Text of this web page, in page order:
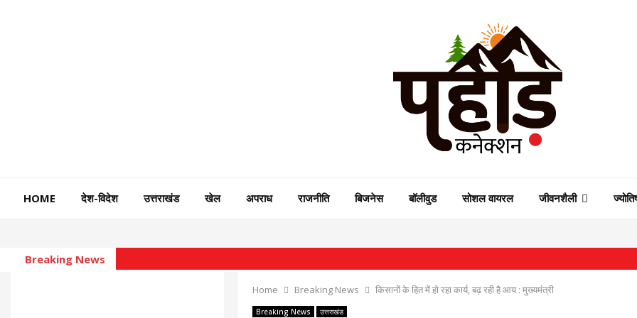
HOME देश-विदेश उत्तराखंड खेल अपराध राजनीति बिजनेस बॉलीवुड सोशल वायरल जीवनशैली
Breaking News ⇝ पुनर्वास
Home Breaking News किसानों के हित में हो रहा कार्य, बढ़ रही है आय : मुख्यमंत्री
Breaking News उत्तराखंड